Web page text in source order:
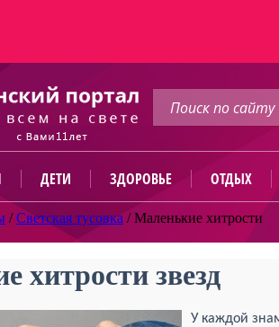
ДЕТИ ЗДОРОВЬЕ ОТДЫХ
/Светская тусовка /Маленькие хитрости
хитрости звезд
У каждой